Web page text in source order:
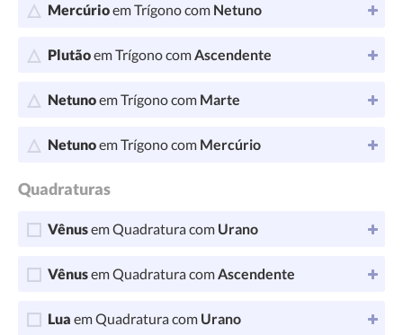
Mercúrioem Trígono com Netuno
Plutãoem Trígono comAscendente
Netunoem Trígono com Marte
Netunoem Trígono com Mercúrio
Quadraturas
Vênusem Quadratura com Urano
Vênusem Quadratura comAscendente
Lua em Quadratura com Urano